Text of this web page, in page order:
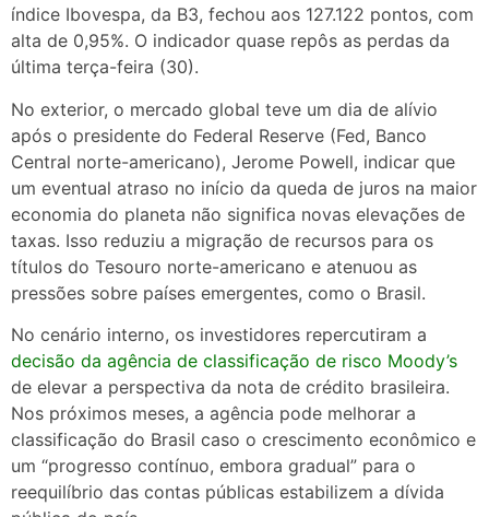
índice Ibovespa, da B3, fechou aos 127.122 pontos, com
alta de 0,95%. O indicador quase repôs as perdas da
última terça-feira (30).
No exterior, o mercado global teve um dia de alívio
após o presidente do Federal Reserve (Fed, Banco
Central norte-americano), Jerome Powell, indicar que
um eventual atraso no início da queda de juros na maior
economia do planeta não significa novas elevações de
taxas. Isso reduziu a migração de recursos para os
títulos do Tesouro norte-americano e atenuou as
pressões sobre países emergentes, como o Brasil.
No cenário interno, os investidores repercutiram a
decisão da agência de classificação de risco Moody’s
de elevar a perspectiva da nota de crédito brasileira.
Nos próximos meses, a agência pode melhorar a
classificação do Brasil caso o crescimento econômico e
um “progresso contínuo, embora gradual” para o
reequilíbrio das contas públicas estabilizem a dívida